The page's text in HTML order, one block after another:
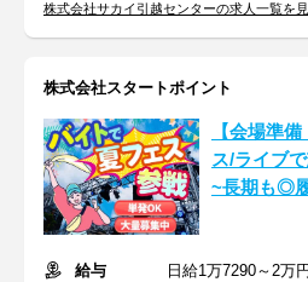
株式会社サカイ引越センターの求人一覧を
株式会社スタートポイント
【会場準
ス/ライブ
~長期も◎
給与
日給1万7290～2万